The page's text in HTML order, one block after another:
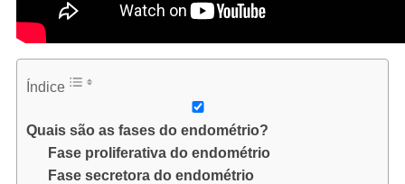
Índice
Quais são as fases do endométrio?
Fase proliferativa do endométrio
Fase secretora do endométrio